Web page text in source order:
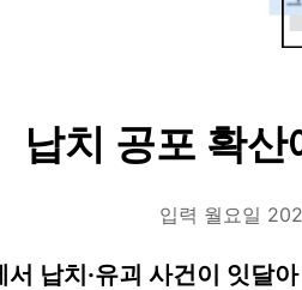
납치 공포 확
입력 월요일
서 납치·유괴 사건이 잇달